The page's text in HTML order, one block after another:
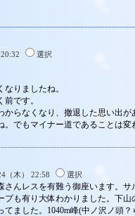
選択
りましたね。
です。
らなくなり、撤退した思い出が
でもマイナー道であることは変
（木） 22:58 選択
さんレスを有難う御座います。
プも有り大体わかりました。下
てました。1040m峰(中ノ沢ノ頭